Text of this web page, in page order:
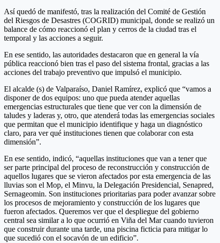
Así quedó de manifestó, tras la realización del Comité de Gestión
del Riesgos de Desastres (COGRID) municipal, donde se realizó un
balance de cómo reaccionó el plan y cerros de la ciudad tras el
temporal y las acciones a seguir.
En ese sentido, las autoridades destacaron que en general la vía
pública reaccionó bien tras el paso del sistema frontal, gracias a las
acciones del trabajo preventivo que impulsó el municipio.
El alcalde (s) de Valparaíso, Daniel Ramírez, explicó que “vamos a
disponer de dos equipos: uno que pueda atender aquellas
emergencias estructurales que tiene que ver con la dimensión de
taludes y laderas y, otro, que atenderá todas las emergencias sociales
que permitan que el municipio identifique y haga un diagnóstico
claro, para ver qué instituciones tienen que colaborar con esta
dimensión”.
En ese sentido, indicó, “aquellas instituciones que van a tener que
ser parte principal del proceso de reconstrucción y construcción de
aquellos lugares que se vieron afectados por esta emergencia de las
lluvias son el Mop, el Minvu, la Delegación Presidencial, Senapred,
Sernageomin. Son instituciones prioritarias para poder avanzar sobre
los procesos de mejoramiento y construcción de los lugares que
fueron afectados. Queremos ver que el despliegue del gobierno
central sea similar a lo que ocurrió en Viña del Mar cuando tuvieron
que construir durante una tarde, una piscina ficticia para mitigar lo
que sucedió con el socavón de un edificio”.